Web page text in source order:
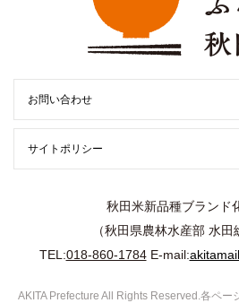
お問い合わせ
サイトポリシー
秋田米新品種ブランド
（秋田県農林水産部 水田
TEL:018-860-1784E-mail:
AKITA Prefecture All Rights Reserved.各ペー